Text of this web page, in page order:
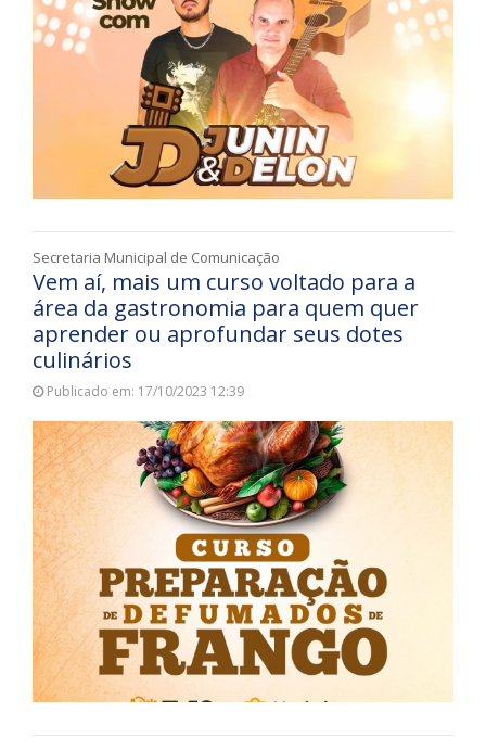
Secretaria Municipal de Comunicação
Vem aí, mais um curso voltado para a
área da gastronomia para quem quer
aprender ou aprofundar seus dotes
culinários
Publicado em: 17/10/2023 12:39